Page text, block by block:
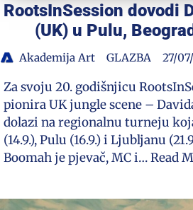
RootsInSession dovodi
(UK) u Pulu,
Akademija Art GLAZBA 27/
Za svoju 20. godišnjicu
pionira UK jungle scene –
dolazi na regionalnu turneju
(14.9.), Pulu (16.9.) i Ljubljanu
Boomah je pjevač, MC i…Read